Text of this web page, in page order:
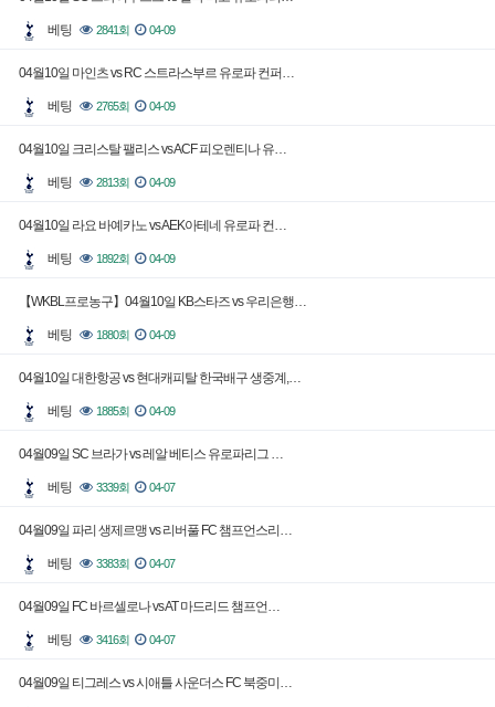
베팅 2841회 04-09
04월10일 마인츠 vs RC 스트라스부르 유로파 컨퍼…
베팅 2765회 04-09
04월10일 크리스탈 팰리스 vs ACF 피오렌티나 유…
베팅 2813회 04-09
04월10일 라요 바예카노 vs AEK아테네 유로파 컨…
베팅 1892회 04-09
【WKBL프로농구】04월10일 KB스타즈 vs 우리은행…
베팅 1880회 04-09
04월10일 대한항공 vs 현대캐피탈 한국배구 생중계,…
베팅 1885회 04-09
04월09일 SC 브라가 vs 레알 베티스 유로파리그 …
베팅 3339회 04-07
04월09일 파리 생제르맹 vs 리버풀 FC 챔프언스리…
베팅 3383회 04-07
04월09일 FC 바르셀로나 vs AT 마드리드 챔프언…
베팅 3416회 04-07
04월09일 티그레스 vs 시애틀 사운더스 FC 북중미…